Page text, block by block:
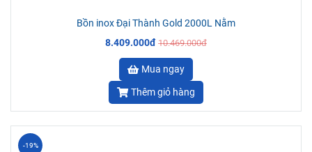
Bồn inox Đại Thành Gold 2000L Nằm
8.409.000đ 10.469.000đ
Mua ngay
Thêm giỏ hàng
-19%